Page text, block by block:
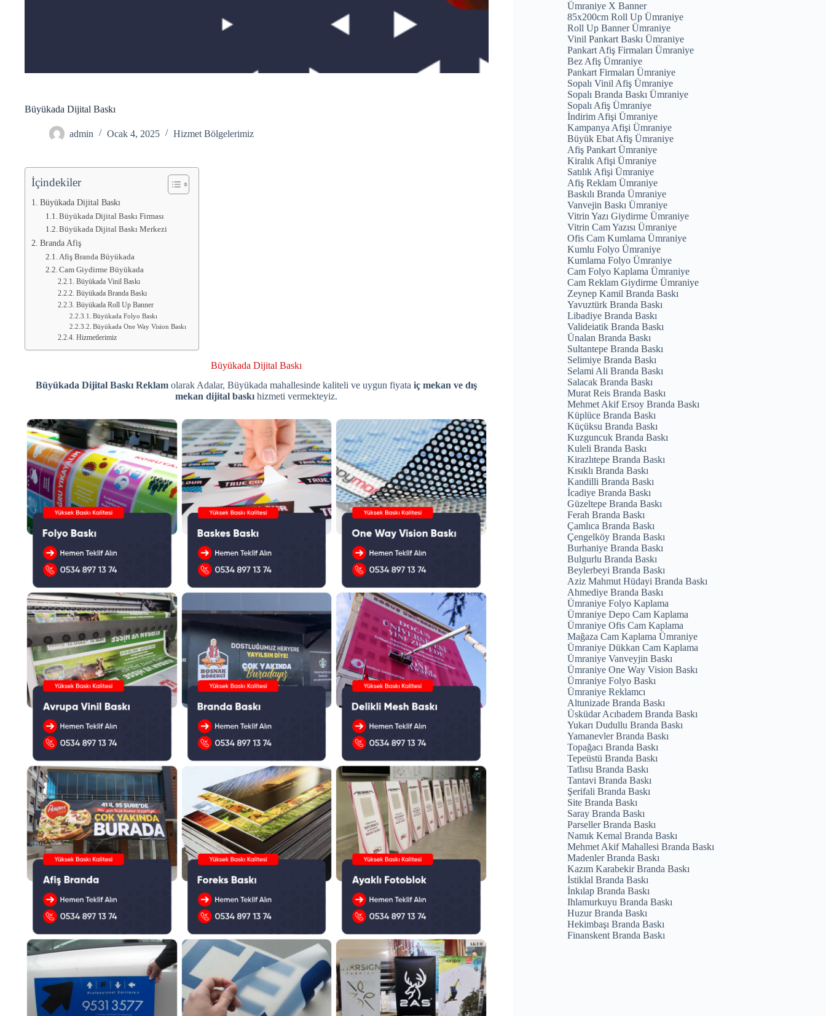
Büyükada Dijital Baskı
admin Ocak 4, 2025 Hizmet Bölgelerimiz
İçindekiler
Büyükada Dijital Baskı
Büyükada Dijital Baskı Firması
Büyükada Dijital Baskı Merkezi
Branda Afiş
Afiş Branda Büyükada
Cam Giydirme Büyükada
Büyükada Vinil Baskı
Büyükada Branda Baskı
Büyükada Roll Up Banner
Büyükada Folyo Baskı
Büyükada One Way Vision Baskı
Hizmetlerimiz
Büyükada Dijital Baskı
Büyükada Dijital Baskı Reklam olarak Adalar, Büyükada mahallesinde kaliteli ve uygun fiyataiç mekan ve dış
mekan dijital baskı hizmeti vermekteyiz.
Ümraniye X Banner
85x200cm Roll Up Ümraniye
Roll Up Banner Ümraniye
Vinil Pankart Baskı Ümraniye
Pankart Afiş Firmaları Ümraniye
Bez Afiş Ümraniye
Pankart Firmaları Ümraniye
Sopalı Vinil Afiş Ümraniye
Sopalı Branda Baskı Ümraniye
Sopalı Afiş Ümraniye
İndirim Afişi Ümraniye
Kampanya Afişi Ümraniye
Büyük Ebat Afiş Ümraniye
Afiş Pankart Ümraniye
Kiralık Afişi Ümraniye
Satılık Afişi Ümraniye
Afiş Reklam Ümraniye
Baskılı Branda Ümraniye
Vanvejin Baskı Ümraniye
Vitrin Yazı Giydirme Ümraniye
Vitrin Cam Yazısı Ümraniye
Ofis Cam Kumlama Ümraniye
Kumlu Folyo Ümraniye
Kumlama Folyo Ümraniye
Cam Folyo Kaplama Ümraniye
Cam Reklam Giydirme Ümraniye
Zeynep Kamil Branda Baskı
Yavuztürk Branda Baskı
Libadiye Branda Baskı
Valideiatik Branda Baskı
Ünalan Branda Baskı
Sultantepe Branda Baskı
Selimiye Branda Baskı
Selami Ali Branda Baskı
Salacak Branda Baskı
Murat Reis Branda Baskı
Mehmet Akif Ersoy Branda Baskı
Küplüce Branda Baskı
Küçüksu Branda Baskı
Kuzguncuk Branda Baskı
Kuleli Branda Baskı
Kirazlıtepe Branda Baskı
Kısıklı Branda Baskı
Kandilli Branda Baskı
İcadiye Branda Baskı
Güzeltepe Branda Baskı
Ferah Branda Baskı
Çamlıca Branda Baskı
Çengelköy Branda Baskı
Burhaniye Branda Baskı
Bulgurlu Branda Baskı
Beylerbeyi Branda Baskı
Aziz Mahmut Hüdayi Branda Baskı
Ahmediye Branda Baskı
Ümraniye Folyo Kaplama
Ümraniye Depo Cam Kaplama
Ümraniye Ofis Cam Kaplama
Mağaza Cam Kaplama Ümraniye
Ümraniye Dükkan Cam Kaplama
Ümraniye Vanveyjin Baskı
Ümraniye One Way Vision Baskı
Ümraniye Folyo Baskı
Ümraniye Reklamcı
Altunizade Branda Baskı
Üsküdar Acıbadem Branda Baskı
Yukarı Dudullu Branda Baskı
Yamanevler Branda Baskı
Topağacı Branda Baskı
Tepeüstü Branda Baskı
Tatlısu Branda Baskı
Tantavi Branda Baskı
Şerifali Branda Baskı
Site Branda Baskı
Saray Branda Baskı
Parseller Branda Baskı
Namık Kemal Branda Baskı
Mehmet Akif Mahallesi Branda Baskı
Madenler Branda Baskı
Kazım Karabekir Branda Baskı
İstiklal Branda Baskı
İnkılap Branda Baskı
Ihlamurkuyu Branda Baskı
Huzur Branda Baskı
Hekimbaşı Branda Baskı
Finanskent Branda Baskı